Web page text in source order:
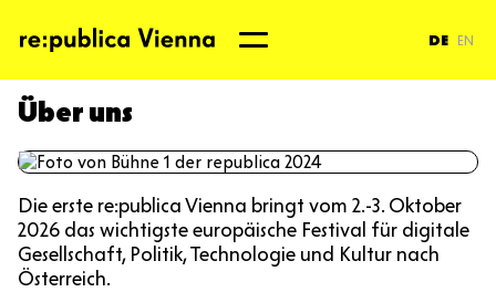
zum
Inhalt
DE EN
Über uns
Die erste re:publica Vienna bringt vom 2.-3. Oktober
2026 das wichtigste europäische Festival für digitale
Gesellschaft, Politik, Technologie und Kultur nach
Österreich.